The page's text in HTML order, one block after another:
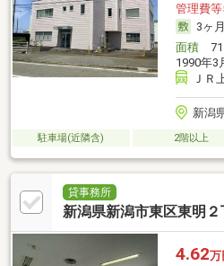
管理費等
3ヶ月
面積
1990年3
ＪＲ
新潟
駐車場(近隣含) 2階以上
貸事務所
新潟県新潟市東区東明２
4.62万